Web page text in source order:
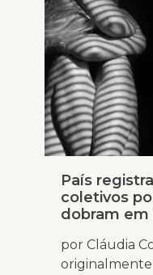
País
coletivos
dobram em
por Cláudia
originalmente